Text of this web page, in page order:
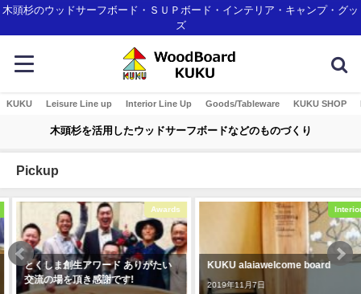
木頭杉のウッドサーフボード・ＳＵＰボード・インテリア・キャンプ・グッ
ズ
KUKU Leisure Line up Interior Line Up Goods/Tableware KUKU SHOP
木頭杉を活用したウッドサーフボードなどのものづくり
Pickup
Awards
とくしま創生アワード ありがたい
交流の場を頂き感謝です!
Interior
KUKU alaiawelcome board
2019年11月7日